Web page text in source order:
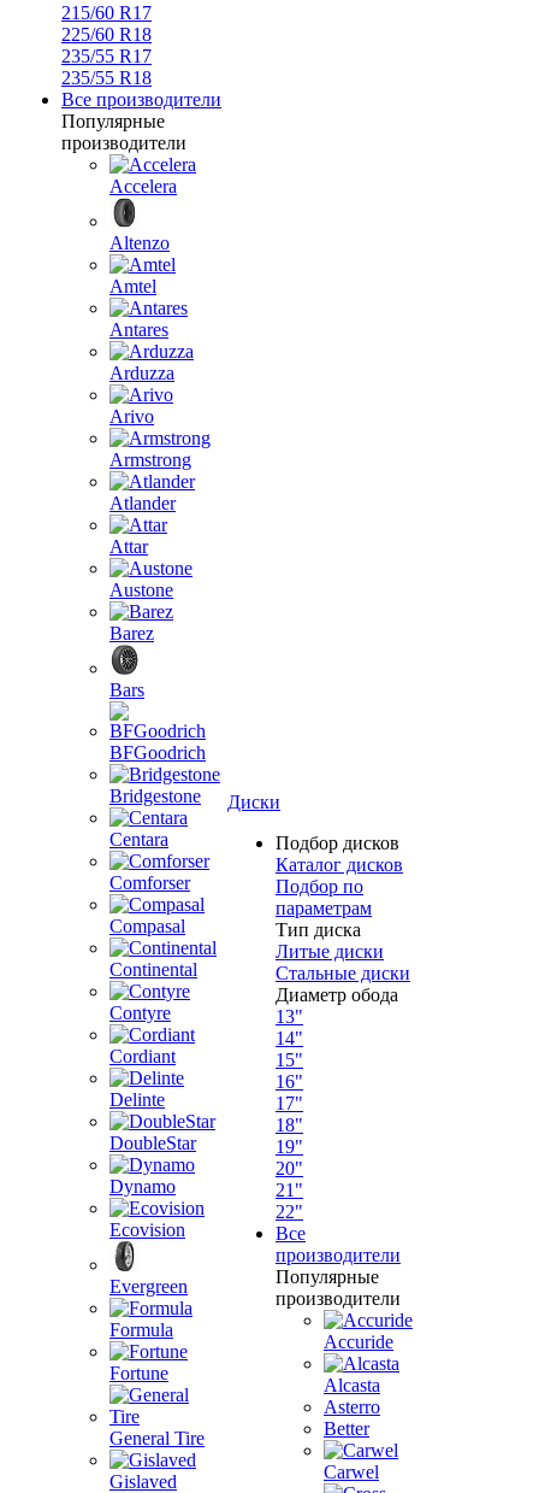
215/60 R17
225/60 R18
235/55 R17
235/55 R18
Все производители
Популярные
производители
Accelera
Altenzo
Amtel
Antares
Arduzza
Arivo
Armstrong
Atlander
Attar
Austone
Barez
Bars
BFGoodrich
Bridgestone
Centara
Comforser
Compasal
Continental
Contyre
Cordiant
Delinte
DoubleStar
Dynamo
Ecovision
Evergreen
Formula
Fortune
General Tire
Gislaved
Диски
Подбор дисков
Каталог дисков
Подбор по
параметрам
Тип диска
Литые диски
Стальные диски
Диаметр обода
13"
14"
15"
16"
17"
18"
19"
20"
21"
22"
Все
производители
Популярные
производители
Accuride
Alcasta
Asterro
Better
Carwel